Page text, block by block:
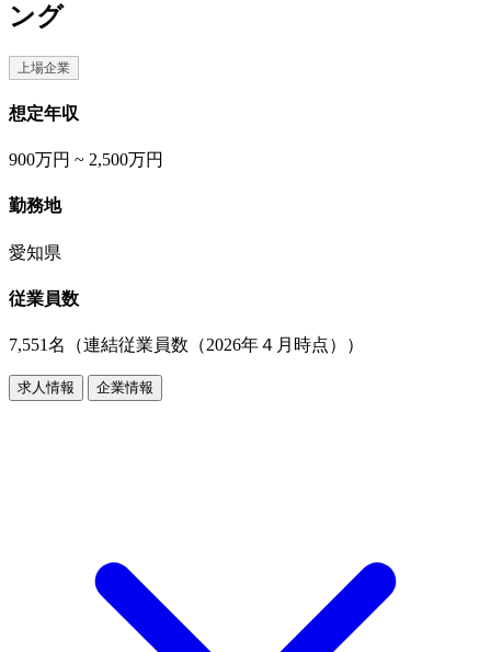
ング
上場企業
想定年収
900万円 ~ 2,500万円
勤務地
愛知県
従業員数
7,551名（連結従業員数（2026年４月時点））
求人情報 企業情報